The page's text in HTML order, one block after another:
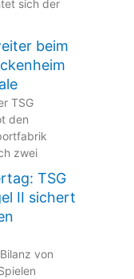
sich der
beim
TSG
den
zwei
TSG
II sichert
von